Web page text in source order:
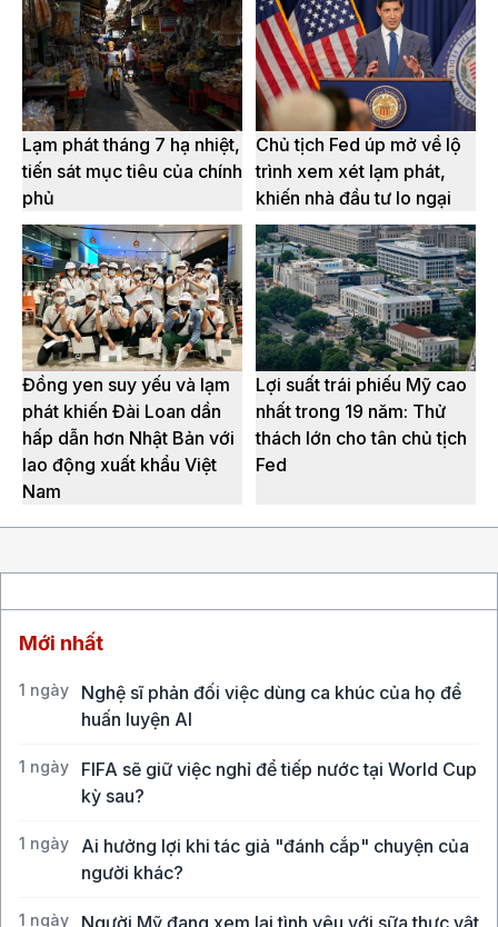
Lạm phát tháng 7 hạ nhiệt,
tiến sát mục tiêu của chính
phủ
Chủ tịch Fed úp mở về lộ
trình xem xét lạm phát,
khiến nhà đầu tư lo ngại
Đồng yen suy yếu và lạm
phát khiến Đài Loan dần
hấp dẫn hơn Nhật Bản với
lao động xuất khẩu Việt
Nam
Lợi suất trái phiếu Mỹ cao
nhất trong 19 năm: Thử
thách lớn cho tân chủ tịch
Fed
Mới nhất
1 ngày
Nghệ sĩ phản đối việc dùng ca khúc của họ để
huấn luyện AI
1 ngày
FIFA sẽ giữ việc nghỉ để tiếp nước tại World Cup
kỳ sau?
1 ngày
Ai hưởng lợi khi tác giả "đánh cắp" chuyện của
người khác?
1 ngày Người Mỹ đang xem lại tình yêu với sữa thực vật